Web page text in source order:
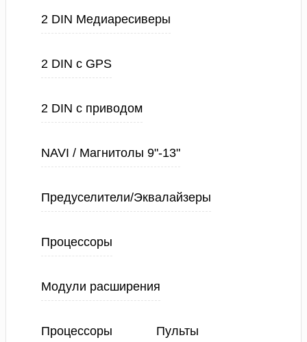
2 DIN Медиаресиверы
2 DIN с GPS
2 DIN с приводом
NAVI / Магнитолы 9"-13"
Предуселители/Эквалайзеры
Процессоры
Модули расширения
Процессоры Пульты